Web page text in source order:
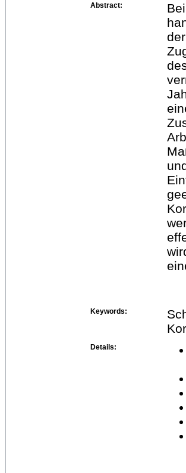
Abstract:
Keywords:
Details: